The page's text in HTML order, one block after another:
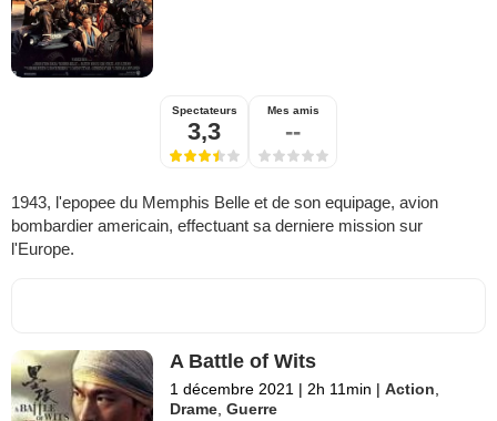
Spectateurs
3,3
Mes amis
--
1943, l'epopee du Memphis Belle et de son equipage, avion
bombardier americain, effectuant sa derniere mission sur
l'Europe.
A Battle of Wits
1 décembre 2021 | 2h 11min | Action
Drame ,Guerre